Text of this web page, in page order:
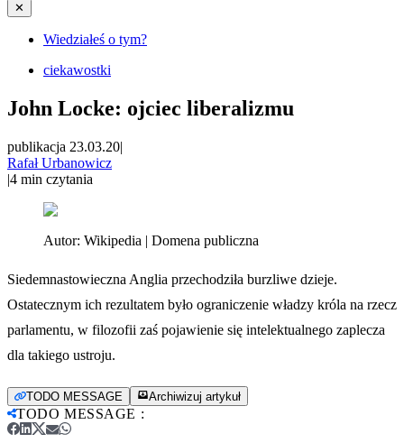
✕
Wiedziałeś o tym?
ciekawostki
John Locke: ojciec liberalizmu
publikacja 23.03.20|
Rafał Urbanowicz
|4 min czytania
Autor: Wikipedia | Domena publiczna
Siedemnastowieczna Anglia przechodziła burzliwe dzieje.
Ostatecznym ich rezultatem było ograniczenie władzy króla na rzecz
parlamentu, w filozofii zaś pojawienie się intelektualnego zaplecza
dla takiego ustroju.
TODO MESSAGE Archiwizuj artykuł
TODO MESSAGE :